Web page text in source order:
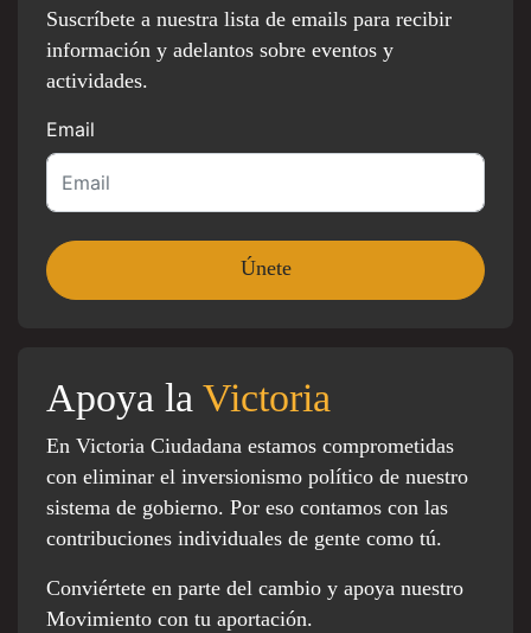
Suscríbete a nuestra lista de emails para recibir
información y adelantos sobre eventos y
actividades.
Email
Apoya la Victoria
En Victoria Ciudadana estamos comprometidas
con eliminar el inversionismo político de nuestro
sistema de gobierno. Por eso contamos con las
contribuciones individuales de gente como tú.
Conviértete en parte del cambio y apoya nuestro
Movimiento con tu aportación.